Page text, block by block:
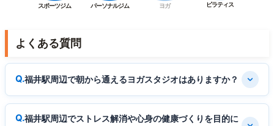
スポーツジム パーソナルジム ヨガ ピラティス
よくある質問
福井駅周辺で朝から通えるヨガスタジオはありますか？
福井駅周辺でストレス解消や心身の健康づくりを目的に